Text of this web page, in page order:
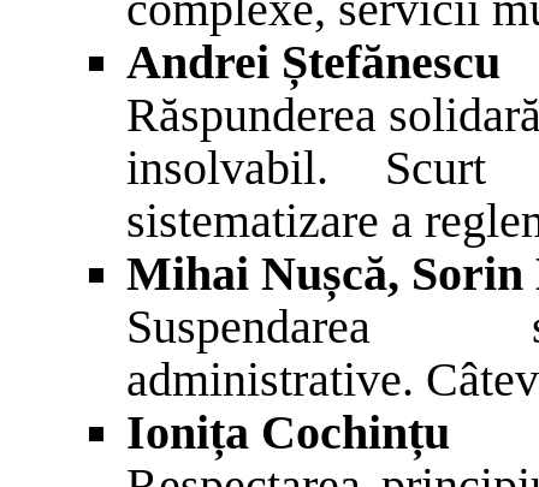
Andrei Ștefănescu
Răspunderea
insolvabil. Scurt
sistematizare a
Mihai Nușcă, Sorin
Suspendarea
administrative.
Ionița Cochințu